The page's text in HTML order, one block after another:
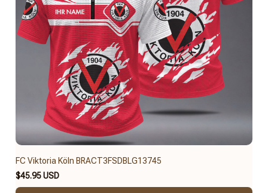
FC Viktoria Köln BRACT3FSDBLG13745
$45.95 USD